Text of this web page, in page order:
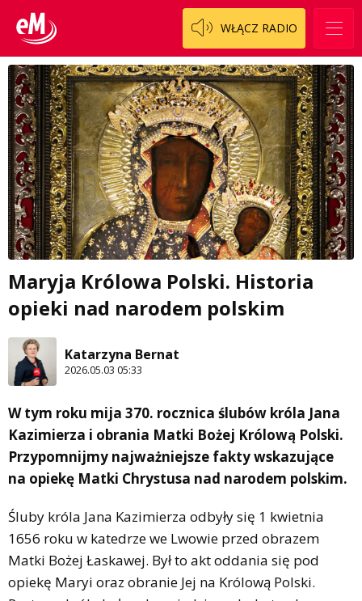
WŁĄCZ RADIO
Maryja Królowa Polski. Historia
opieki nad narodem polskim
Katarzyna Bernat
2026.05.03 05:33
W tym roku mija 370. rocznica ślubów króla Jana
Kazimierza i obrania Matki Bożej Królową Polski.
Przypomnijmy najważniejsze fakty wskazujące
na opiekę Matki Chrystusa nad narodem polskim.
Śluby króla Jana Kazimierza odbyły się 1 kwietnia
1656 roku w katedrze we Lwowie przed obrazem
Matki Bożej Łaskawej. Był to akt oddania się pod
opiekę Maryi oraz obranie Jej na Królową Polski.